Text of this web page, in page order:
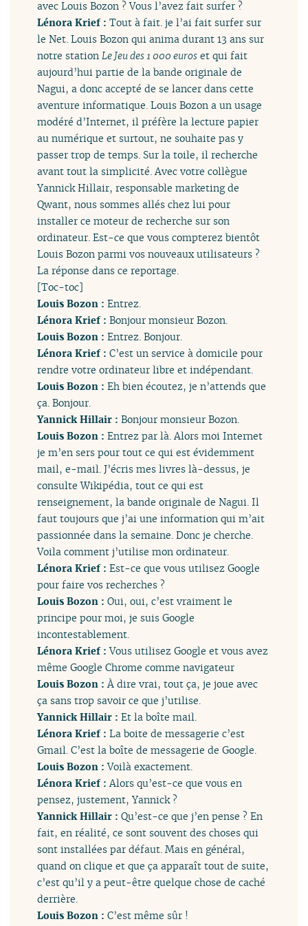
avec Louis Bozon ? Vous l’avez fait surfer ?
Lénora Krief :Tout à fait. je l’ai fait surfer sur
le Net. Louis Bozon qui anima durant 13 ans sur
notre stationLe Jeu des 1 000 euros et qui fait
aujourd’hui partie de la bande originale de
Nagui, a donc accepté de se lancer dans cette
aventure informatique. Louis Bozon a un usage
modéré d’Internet, il préfère la lecture papier
au numérique et surtout, ne souhaite pas y
passer trop de temps. Sur la toile, il recherche
avant tout la simplicité. Avec votre collègue
Yannick Hillair, responsable marketing de
Qwant, nous sommes allés chez lui pour
installer ce moteur de recherche sur son
ordinateur. Est-ce que vous compterez bientôt
Louis Bozon parmi vos nouveaux utilisateurs ?
La réponse dans ce reportage.
[Toc-toc]
Louis Bozon :Entrez.
Lénora Krief :Bonjour monsieur Bozon.
Louis Bozon :Entrez. Bonjour.
Lénora Krief :C’est un service à domicile pour
rendre votre ordinateur libre et indépendant.
Louis Bozon :Eh bien écoutez, je n’attends que
ça. Bonjour.
Yannick Hillair :Bonjour monsieur Bozon.
Louis Bozon :Entrez par là. Alors moi Internet
je m’en sers pour tout ce qui est évidemment
mail, e-mail. J’écris mes livres là-dessus, je
consulte Wikipédia, tout ce qui est
renseignement, la bande originale de Nagui. Il
faut toujours que j’ai une information qui m’ait
passionnée dans la semaine. Donc je cherche.
Voila comment j’utilise mon ordinateur.
Lénora Krief :Est-ce que vous utilisez Google
pour faire vos recherches ?
Louis Bozon :Oui, oui, c’est vraiment le
principe pour moi, je suis Google
incontestablement.
Lénora Krief :Vous utilisez Google et vous avez
même Google Chrome comme navigateur
Louis Bozon :À dire vrai, tout ça, je joue avec
ça sans trop savoir ce que j’utilise.
Yannick Hillair :Et la boîte mail.
Lénora Krief :La boite de messagerie c’est
Gmail. C’est la boîte de messagerie de Google.
Louis Bozon :Voilà exactement.
Lénora Krief :Alors qu’est-ce que vous en
pensez, justement, Yannick ?
Yannick Hillair :Qu’est-ce que j’en pense ? En
fait, en réalité, ce sont souvent des choses qui
sont installées par défaut. Mais en général,
quand on clique et que ça apparaît tout de suite,
c’est qu’il y a peut-être quelque chose de caché
derrière.
Louis Bozon :C’est même sûr !